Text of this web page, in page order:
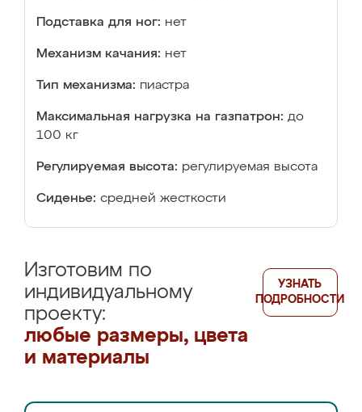
Подставка для ног: нет
Механизм качания: нет
Тип механизма: пиастра
Максимальная нагрузка на газпатрон: до
100 кг
Регулируемая высота: регулируемая высота
Сиденье: средней жесткости
Изготовим по
индивидуальному
проекту:
любые размеры, цвета
и материалы
УЗНАТЬ
ПОДРОБНОСТИ